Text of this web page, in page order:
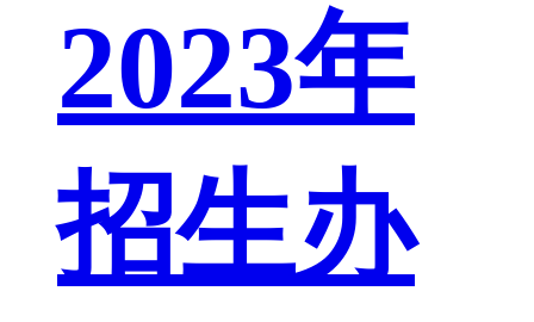
2023年
招生办